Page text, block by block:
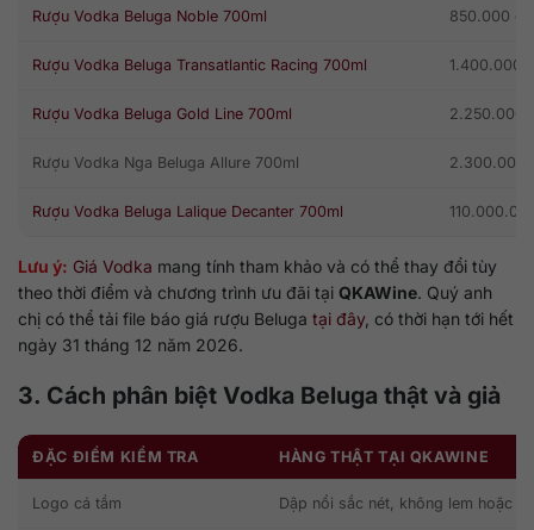
Rượu Vodka Beluga Noble 700ml 850.000
Rượu Vodka Beluga Transatlantic Racing 700ml 1.400.000
Rượu Vodka Beluga Gold Line 700ml 2.250.000
Rượu Vodka Nga Beluga Allure 700ml 2.300.000
Rượu Vodka Beluga Lalique Decanter 700ml
Lưu ý: Giá Vodka mang tính tham khảo và có thể thay đổi tùy
theo thời điểm và chương trình ưu đãi tại QKAWine. Quý anh
chị có thể tải file báo giá rượu Beluga tại đây, có thời hạn tới hết
ngày 31 tháng 12 năm 2026.
3. Cách phân biệt Vodka Beluga thật và giả
ĐẶC ĐIỂM KIỂM TRA HÀNG THẬT TẠI QKAWINE
Logo cá tầm Dập nổi sắc nét, không lem hoặc